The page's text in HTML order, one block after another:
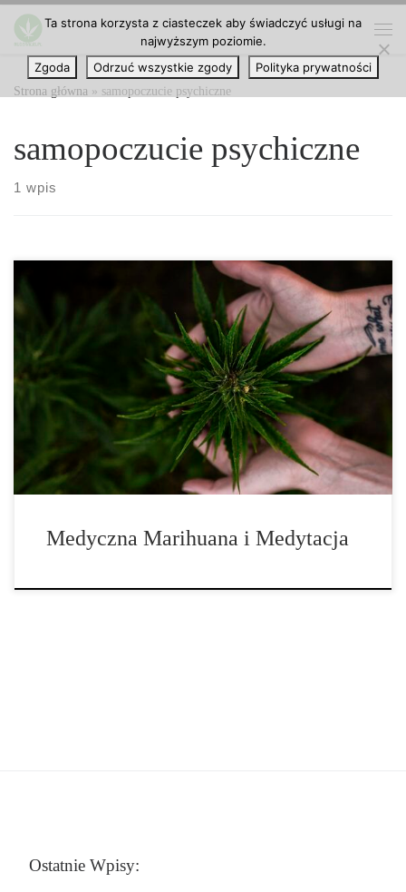
Przejdź do treści
Strona główna » samopoczucie psychiczne
samopoczucie psychiczne
1 wpis
Oprócz leczenia kwalifikujących się schorzeń, prawie każdy
pacjent na świecie używający marihuany medycznej używa jej w
celach relaksacyjnych, niezależnie od tego, czy o tym myśli, czy
nie. Medyczne produkty z konopi indyjskich stosowane w
odpowiednich, umiarkowanych dawkach są doskonałym antidotum
na stany lękowe. Uważnego użytkownika marihuany medycznej,
który osiągnie świadomość, […]
Medyczna Marihuana i Medytacja
Ostatnie Wpisy:
Ta strona korzysta z ciasteczek aby świadczyć usługi na
najwyższym poziomie.
Zgoda
Odrzuć wszystkie zgody Polityka prywatności